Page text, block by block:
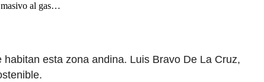
masivo al gas…
esta zona andina. Luis Bravo De La Cruz,